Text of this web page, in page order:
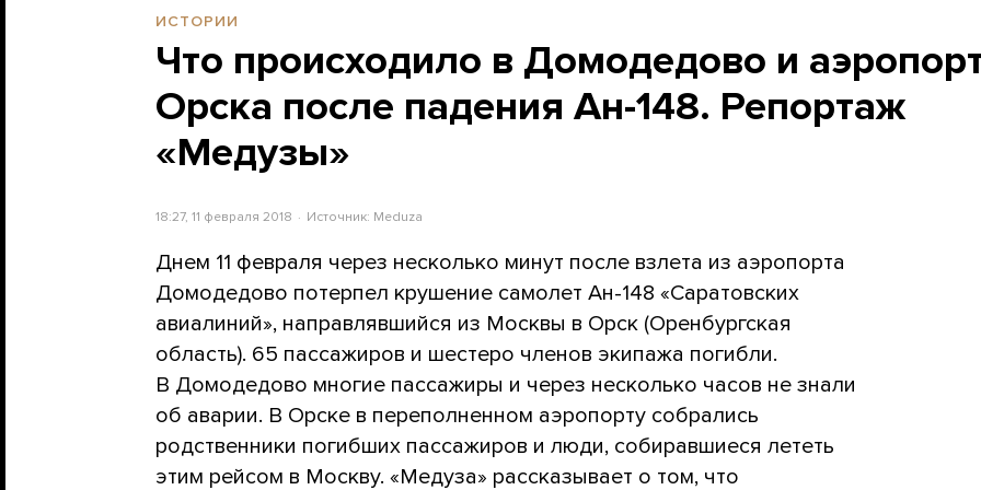
ИСТОРИИ
Что происходило в Домодедово и
Орска после падения Ан-148. Репортаж
«Медузы»
18:27, 11 февраля 2018 Источник: Meduza
Днем 11 февраля через несколько минут после взлета из аэропорта
Домодедово потерпел крушение самолет Ан-148 «Саратовских
авиалиний», направлявшийся из Москвы в Орск (Оренбургская
область). 65 пассажиров и шестеро членов экипажа погибли.
В Домодедово многие пассажиры и через несколько часов не знали
об аварии. В Орске в переполненном аэропорту собрались
родственники погибших пассажиров и люди, собиравшиеся лететь
этим рейсом в Москву. «Медуза» рассказывает о том, что